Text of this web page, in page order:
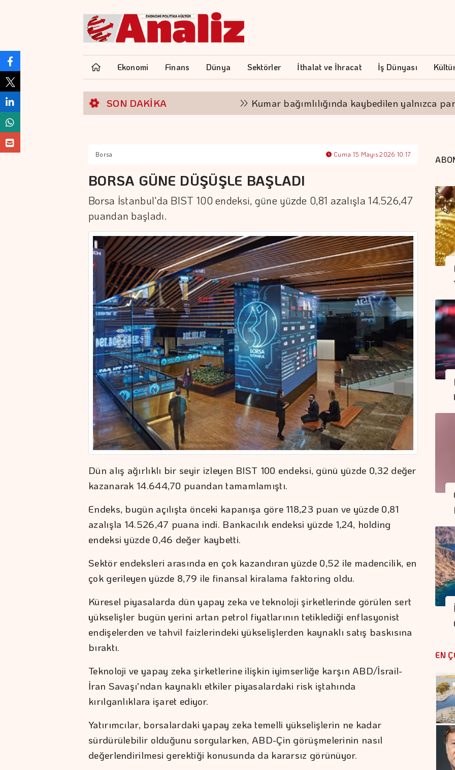
Ekonomi Finans Dünya Sektörler İthalat ve İhracat İş Dünyası
SON DAKİKA Kumar bağımlılığında kaybedilen yalnızca para
Borsa Cuma 15 Mayıs 2026 10:17
BORSA GÜNE DÜŞÜŞLE BAŞLADI
Borsa İstanbul'da BIST 100 endeksi, güne yüzde 0,81 azalışla 14.526,47
puandan başladı.
Dün alış ağırlıklı bir seyir izleyen BIST 100 endeksi, günü yüzde 0,32 değer
kazanarak 14.644,70 puandan tamamlamıştı.
Endeks, bugün açılışta önceki kapanışa göre 118,23 puan ve yüzde 0,81
azalışla 14.526,47 puana indi. Bankacılık endeksi yüzde 1,24, holding
endeksi yüzde 0,46 değer kaybetti.
Sektör endeksleri arasında en çok kazandıran yüzde 0,52 ile madencilik, en
çok gerileyen yüzde 8,79 ile finansal kiralama faktoring oldu.
Küresel piyasalarda dün yapay zeka ve teknoloji şirketlerinde görülen sert
yükselişler bugün yerini artan petrol fiyatlarının tetiklediği enflasyonist
endişelerden ve tahvil faizlerindeki yükselişlerden kaynaklı satış baskısına
bıraktı.
Teknoloji ve yapay zeka şirketlerine ilişkin iyimserliğe karşın ABD/İsrail-
İran Savaşı'ndan kaynaklı etkiler piyasalardaki risk iştahında
kırılganlıklara işaret ediyor.
Yatırımcılar, borsalardaki yapay zeka temelli yükselişlerin ne kadar
sürdürülebilir olduğunu sorgularken, ABD-Çin görüşmelerinin nasıl
değerlendirilmesi gerektiği konusunda da kararsız görünüyor.
EN